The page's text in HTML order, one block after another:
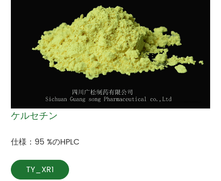
ケルセチン
仕様：95 %のHPLC
TY_XR1